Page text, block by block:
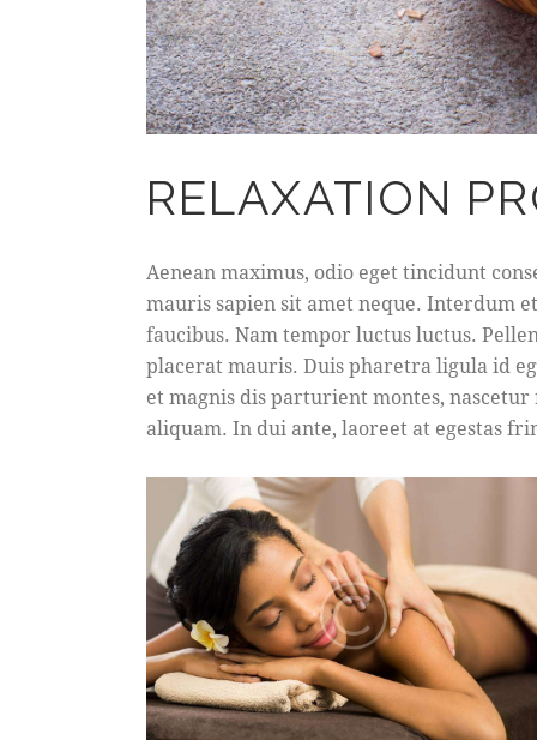
RELAXATION
Aenean maximus, odio eget tincidunt
mauris sapien sit amet neque. Interdum
faucibus. Nam tempor luctus luctus.
placerat mauris. Duis pharetra ligula id
et magnis dis parturient montes,
aliquam. In dui ante, laoreet at egestas